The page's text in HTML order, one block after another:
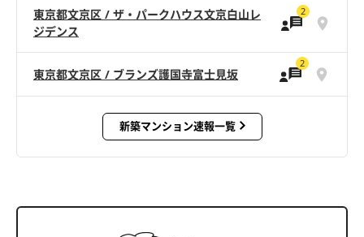
東京都文京区 / ザ・パークハウス文京白山レ
ジデンス
2
東京都文京区 / ブランズ護国寺富士見坂
2
新築マンション速報一覧